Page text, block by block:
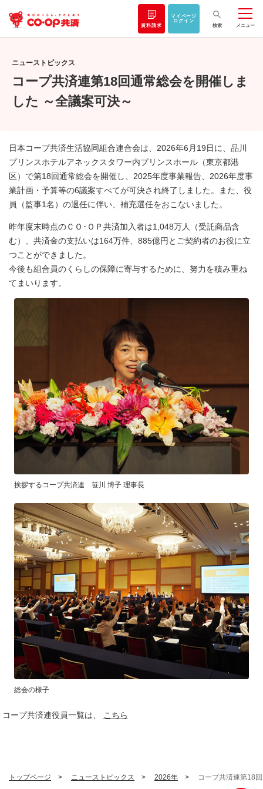
資料請求
マイページ
ログイン
検索
メニュー
トップページ ニューストピックス 2026年 コープ共済連第18
ニューストピックス
コープ共済連第18回通常総会を開催しま
した ～全議案可決～
日本コープ共済生活協同組合連合会は、2026年6月19日に、品川
プリンスホテルアネックスタワー内プリンスホール（東京都港
区）で第18回通常総会を開催し、2025年度事業報告、2026年度事
業計画・予算等の6議案すべてが可決され終了しました。また、役
員（監事1名）の退任に伴い、補充選任をおこないました。
昨年度末時点のＣＯ･ＯＰ共済加入者は1,048万人（受託商品含
む）、共済金の支払いは164万件、885億円とご契約者のお役に立
つことができました。
今後も組合員のくらしの保障に寄与するために、努力を積み重ね
てまいります。
挨拶するコープ共済連 笹川 博子 理事長
総会の様子
コープ共済連役員一覧は、 こちら